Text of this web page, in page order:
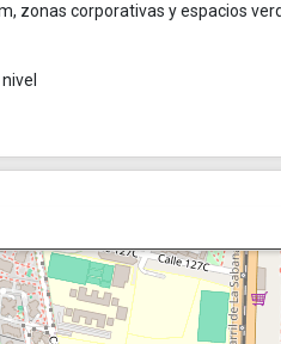
zonas corporativas y espacios